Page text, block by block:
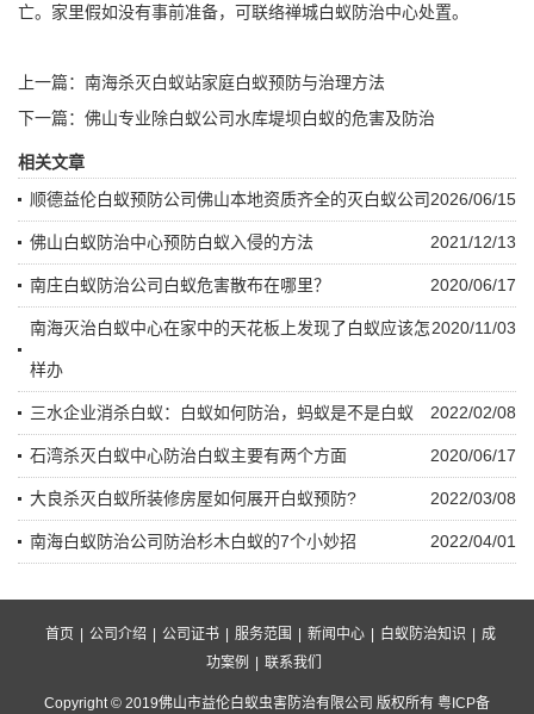
亡。家里假如没有事前准备，可联络禅城白蚁防治中心处置。
上一篇： 南海杀灭白蚁站家庭白蚁预防与治理方法
下一篇： 佛山专业除白蚁公司水库堤坝白蚁的危害及防治
相关文章
2026/06/15
顺德益伦白蚁预防公司佛山本地资质齐全的灭白蚁公司
2021/12/13
佛山白蚁防治中心预防白蚁入侵的方法
2020/06/17
南庄白蚁防治公司白蚁危害散布在哪里？
2020/11/03
南海灭治白蚁中心在家中的天花板上发现了白蚁应该怎
样办
2022/02/08
三水企业消杀白蚁：白蚁如何防治，蚂蚁是不是白蚁
2020/06/17
石湾杀灭白蚁中心防治白蚁主要有两个方面
2022/03/08
大良杀灭白蚁所装修房屋如何展开白蚁预防?
2022/04/01
南海白蚁防治公司防治杉木白蚁的7个小妙招
首页 | 公司介绍 | 公司证书 | 服务范围 | 新闻中心 | 白蚁防治知识 | 成
功案例
| 联系我们
Copyright © 2019佛山市益伦白蚁虫害防治有限公司 版权所有 粤ICP备